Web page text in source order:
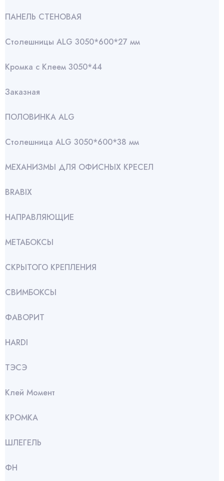
ПАНЕЛЬ СТЕНОВАЯ
Столешницы ALG 3050*600*27 мм
Кромка с Клеем 3050*44
Заказная
ПОЛОВИНКА ALG
Столешница ALG 3050*600*38 мм
МЕХАНИЗМЫ ДЛЯ ОФИСНЫХ КРЕСЕЛ
BRABIX
НАПРАВЛЯЮЩИЕ
МЕТАБОКСЫ
СКРЫТОГО КРЕПЛЕНИЯ
СВИМБОКСЫ
ФАВОРИТ
HARDI
ТЭСЭ
Клей Момент
КРОМКА
ШЛЕГЕЛЬ
ФН